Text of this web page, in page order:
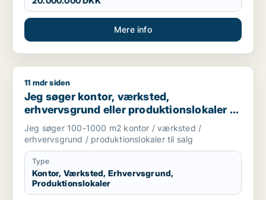
Mere info
Jeg søger kontor, værksted, erhvervsgrund eller
11 mdr siden
Jeg søger kontor, værksted,
erhvervsgrund eller produktionslokaler til
salg i Storkøbenhavn
Jeg søger 100-1000 m2 kontor / værksted /
erhvervsgrund / produktionslokaler til salg
Type
Kontor, Værksted, Erhvervsgrund,
Produktionslokaler